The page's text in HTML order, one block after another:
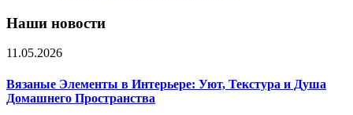
Наши новости
11.05.2026
Вязаные Элементы в Интерьере: Уют, Текстура и Душа
Домашнего Пространства